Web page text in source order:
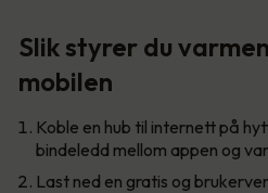
Slik styrer du
mobilen
Koble en hub til internett på
bindeledd mellom appen og
Last ned en gratis og